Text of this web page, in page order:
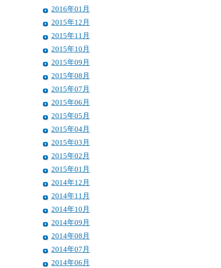
2016年01月
2015年12月
2015年11月
2015年10月
2015年09月
2015年08月
2015年07月
2015年06月
2015年05月
2015年04月
2015年03月
2015年02月
2015年01月
2014年12月
2014年11月
2014年10月
2014年09月
2014年08月
2014年07月
2014年06月